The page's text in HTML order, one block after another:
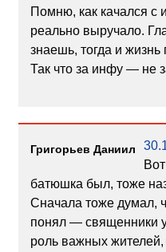
Помню, как качался с
реально выручало.
знаешь, тогда и
Так что за инфу — не
Григорьев Даниил
батюшка был, тоже
Сначала тоже думал,
понял — священники у
роль важных жителей,